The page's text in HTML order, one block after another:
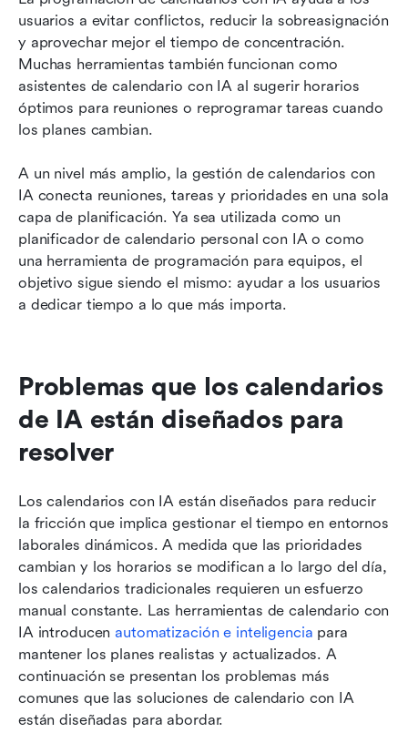
usuarios a evitar conflictos, reducir la sobreasignación
y aprovechar mejor el tiempo de concentración.
Muchas herramientas también funcionan como
asistentes de calendario con IA al sugerir horarios
óptimos para reuniones o reprogramar tareas cuando
los planes cambian.
A un nivel más amplio, la gestión de calendarios con
IA conecta reuniones, tareas y prioridades en una sola
capa de planificación. Ya sea utilizada como un
planificador de calendario personal con IA o como
una herramienta de programación para equipos, el
objetivo sigue siendo el mismo: ayudar a los usuarios
a dedicar tiempo a lo que más importa.
Problemas que los calendarios
de IA están diseñados para
resolver
Los calendarios con IA están diseñados para reducir
la fricción que implica gestionar el tiempo en entornos
laborales dinámicos. A medida que las prioridades
cambian y los horarios se modifican a lo largo del día,
los calendarios tradicionales requieren un esfuerzo
manual constante. Las herramientas de calendario con
IA introducen automatización e inteligencia para
mantener los planes realistas y actualizados. A
continuación se presentan los problemas más
comunes que las soluciones de calendario con IA
están diseñadas para abordar.